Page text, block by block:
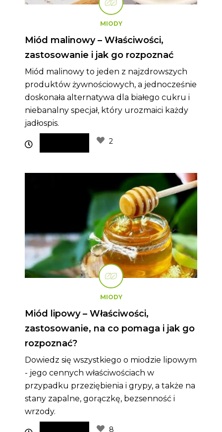
MIODY
Miód malinowy – Właściwości,
zastosowanie i jak go rozpoznać
Miód malinowy to jeden z najzdrowszych
produktów żywnościowych, a jednocześnie
doskonała alternatywa dla białego cukru i
niebanalny specjał, który urozmaici każdy
jadłospis.
2
MIODY
Miód lipowy – Właściwości,
zastosowanie, na co pomaga i jak go
rozpoznać?
Dowiedz się wszystkiego o miodzie lipowym
- jego cennych właściwościach w
przypadku przeziębienia i grypy, a także na
stany zapalne, gorączkę, bezsenność i
wrzody.
8